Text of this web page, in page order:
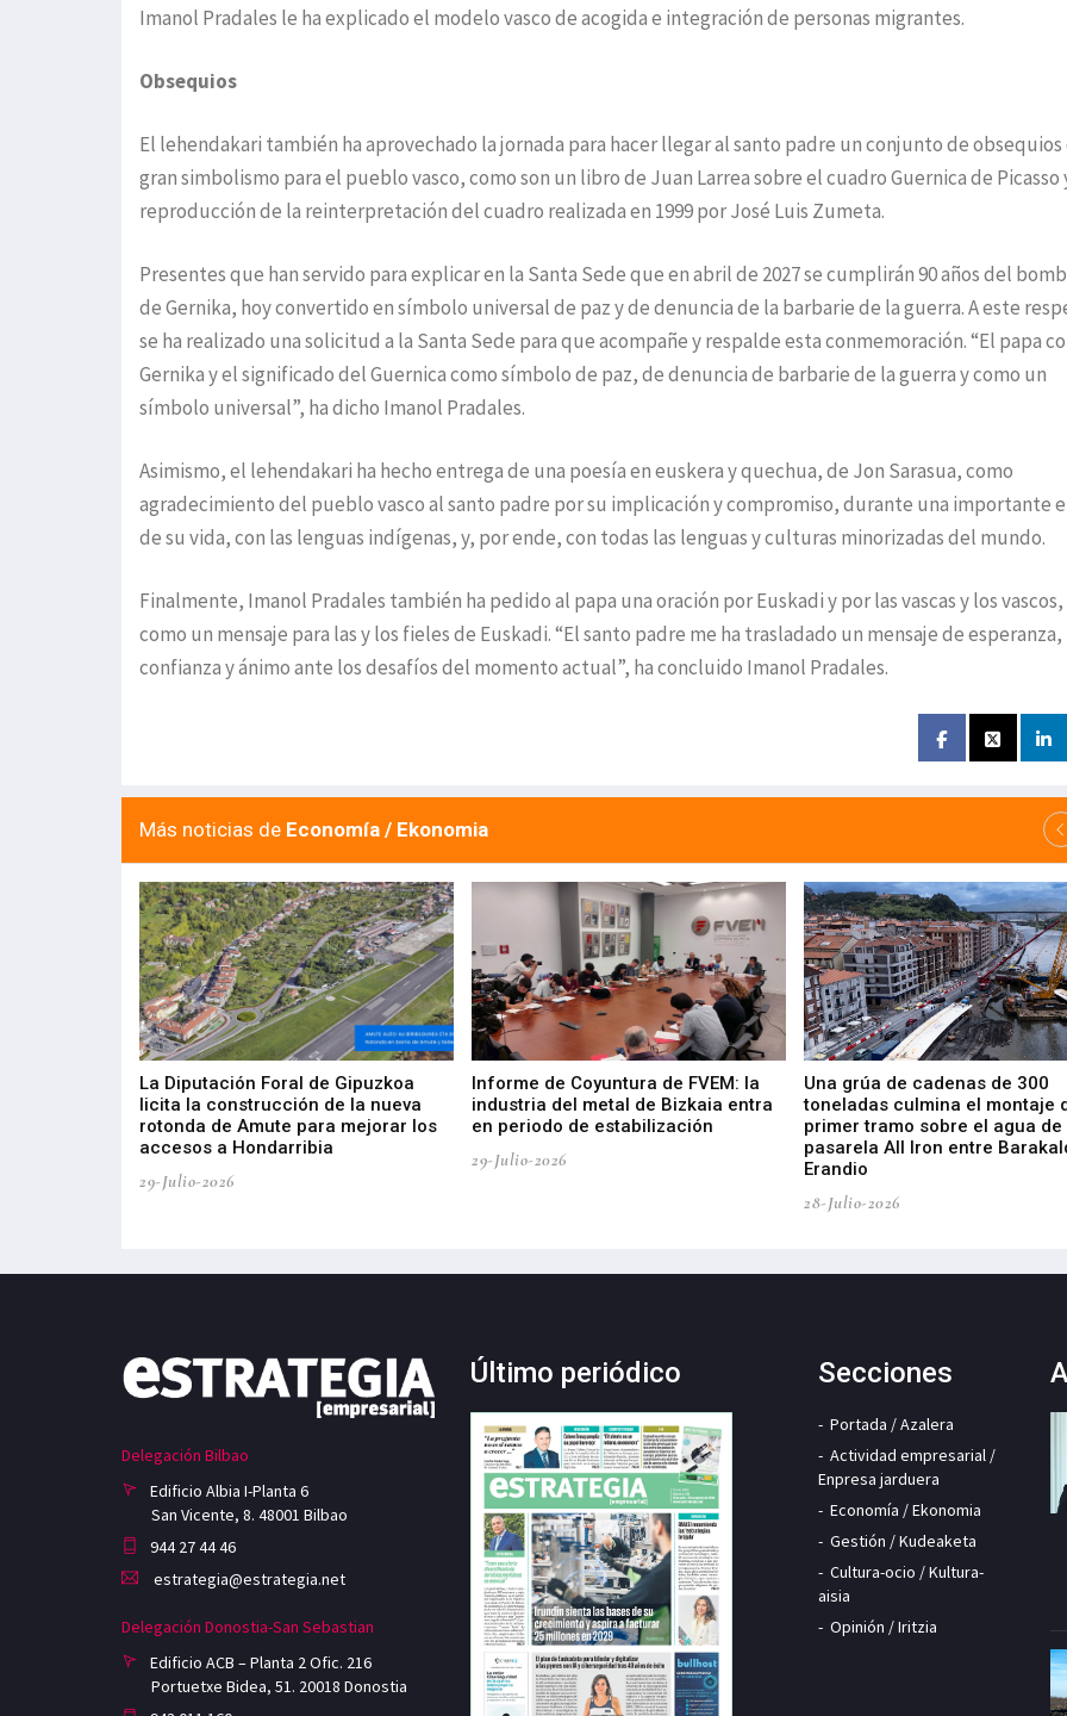
Imanol Pradales le ha explicado el modelo vasco de acogida e integración de personas migrantes.
Obsequios
El lehendakari también ha aprovechado la jornada para hacer llegar al santo padre un conjunto de obsequios
gran simbolismo para el pueblo vasco, como son un libro de Juan Larrea sobre el cuadro Guernica de Picasso
reproducción de la reinterpretación del cuadro realizada en 1999 por José Luis Zumeta.
Presentes que han servido para explicar en la Santa Sede que en abril de 2027 se cumplirán 90 años del
de Gernika, hoy convertido en símbolo universal de paz y de denuncia de la barbarie de la guerra. A este
se ha realizado una solicitud a la Santa Sede para que acompañe y respalde esta conmemoración. “El papa
Gernika y el significado del Guernica como símbolo de paz, de denuncia de barbarie de la guerra y como un
símbolo universal”, ha dicho Imanol Pradales.
Asimismo, el lehendakari ha hecho entrega de una poesía en euskera y quechua, de Jon Sarasua, como
agradecimiento del pueblo vasco al santo padre por su implicación y compromiso, durante una importante
de su vida, con las lenguas indígenas, y, por ende, con todas las lenguas y culturas minorizadas del mundo.
Finalmente, Imanol Pradales también ha pedido al papa una oración por Euskadi y por las vascas y los vascos,
como un mensaje para las y los fieles de Euskadi. “El santo padre me ha trasladado un mensaje de esperanza,
confianza y ánimo ante los desafíos del momento actual”, ha concluido Imanol Pradales.
Más noticias de Economía / Ekonomia
La Diputación Foral de Gipuzkoa
licita la construcción de la nueva
rotonda de Amute para mejorar los
accesos a Hondarribia
29-Julio-2026
Informe de Coyuntura de FVEM: la
industria del metal de Bizkaia entra
en periodo de estabilización
29-Julio-2026
Una grúa de cadenas de 300
toneladas culmina el montaje
primer tramo sobre el agua de
pasarela All Iron entre
Erandio
28-Julio-2026
Delegación Bilbao
Edificio Albia I-Planta 6
San Vicente, 8. 48001 Bilbao
944 27 44 46
estrategia@estrategia.net
Delegación Donostia-San Sebastian
Edificio ACB – Planta 2 Ofic. 216
Portuetxe Bidea, 51. 20018 Donostia
Último periódico Secciones
Portada / Azalera
Actividad empresarial /
Enpresa jarduera
Economía / Ekonomia
Gestión / Kudeaketa
Cultura-ocio / Kultura-
aisia
Opinión / Iritzia